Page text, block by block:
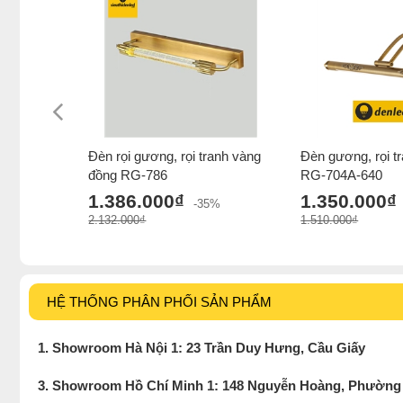
Đèn rọi gương, rọi tranh vàng
đồng RG-786
1.386.000₫
-35%
2.132.000₫
Đèn gương, rọi
RG-704A-640
1.350.000₫
1.510.000₫
HỆ THỐNG PHÂN PHỐI SẢN PHẨM
1. Showroom Hà Nội 1: 23 Trần Duy Hưng, Cầu Giấy
3. Showroom Hồ Chí Minh 1: 148 Nguyễn Hoàng,